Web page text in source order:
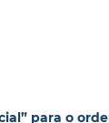
para o